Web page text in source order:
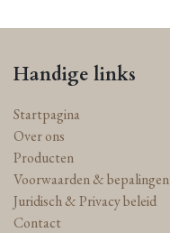
Handige links
Startpagina
Over ons
Producten
Voorwaarden & bepalingen
Juridisch & Privacy beleid
Contact